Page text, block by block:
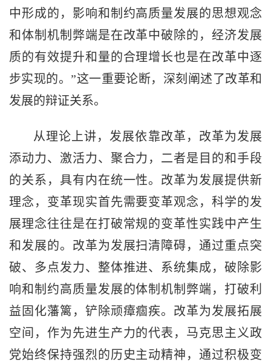
中形成的，影响和制约高质量发展的思想观念
和体制机制弊端是在改革中破除的，经济发展
质的有效提升和量的合理增长也是在改革中逐
步实现的。”这一重要论断，深刻阐述了改革和
发展的辩证关系。
从理论上讲，发展依靠改革，改革为发展
添动力、激活力、聚合力，二者是目的和手段
的关系，具有内在统一性。改革为发展提供新
理念，变革现实首先需要变革观念，科学的发
展理念往往是在打破常规的变革性实践中产生
和发展的。改革为发展扫清障碍，通过重点突
破、多点发力、整体推进、系统集成，破除影
响和制约高质量发展的体制机制弊端，打破利
益固化藩篱，铲除顽瘴痼疾。改革为发展拓展
空间，作为先进生产力的代表，马克思主义政
党始终保持强烈的历史主动精神，通过积极变